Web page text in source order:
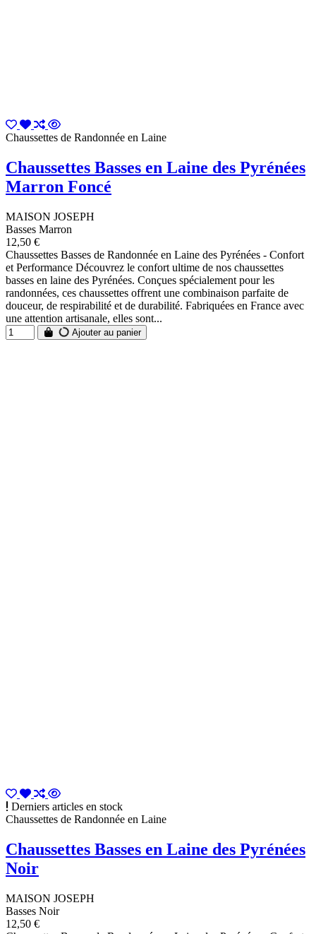
Chaussettes de Randonnée en Laine
Chaussettes Basses en Laine des Pyrénées
Marron Foncé
MAISON JOSEPH
Basses Marron
12,50 €
Chaussettes Basses de Randonnée en Laine des Pyrénées - Confort
et Performance Découvrez le confort ultime de nos chaussettes
basses en laine des Pyrénées. Conçues spécialement pour les
randonnées, ces chaussettes offrent une combinaison parfaite de
douceur, de respirabilité et de durabilité. Fabriquées en France avec
une attention artisanale, elles sont...
Ajouter au panier
Derniers articles en stock
Chaussettes de Randonnée en Laine
Chaussettes Basses en Laine des Pyrénées
Noir
MAISON JOSEPH
Basses Noir
12,50 €